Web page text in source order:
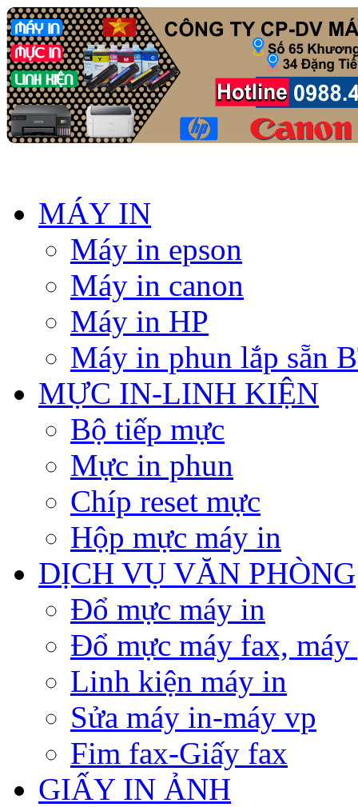
MÁY IN
Máy in epson
Máy in canon
Máy in HP
Máy in phun lắp sẵn
MỰC IN-LINH KIỆN
Bộ tiếp mực
Mực in phun
Chíp reset mực
Hộp mực máy in
DỊCH VỤ VĂN PHÒNG
Đổ mực máy in
Đổ mực máy fax, máy
Linh kiện máy in
Sửa máy in-máy vp
Fim fax-Giấy fax
GIẤY IN ẢNH